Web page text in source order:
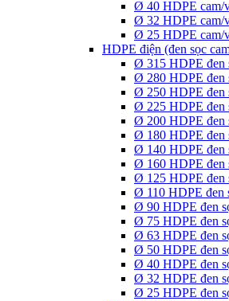
Ø 40 HDPE cam/
Ø 32 HDPE cam/
Ø 25 HDPE cam/
HDPE điện (đen sọc
Ø 315 HDPE đen
Ø 280 HDPE đen
Ø 250 HDPE đen
Ø 225 HDPE đen
Ø 200 HDPE đen
Ø 180 HDPE đen
Ø 140 HDPE đen
Ø 160 HDPE đen
Ø 125 HDPE đen
Ø 110 HDPE đen
Ø 90 HDPE đen
Ø 75 HDPE đen
Ø 63 HDPE đen
Ø 50 HDPE đen
Ø 40 HDPE đen
Ø 32 HDPE đen
Ø 25 HDPE đen